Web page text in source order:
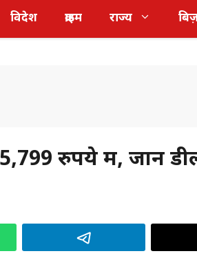
विदेश क्राइम राज्य
रुपये में, जानें